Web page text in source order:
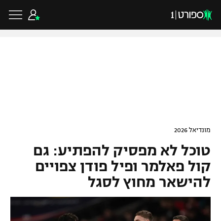
גביע הטוטו
ליגיונרים
גביע המדינה
ליגת האלופות
ליגה אירופית
ליגה אנגלית
כדורסל ישראלי
ליגת ווינר סל
ליגה לאומית
כדורסל עולמי
NBA
מונדיאל 2026
טוכל לא מפסיק להפתיע: גם
קול פאלמר ופיל פודן צפויים
להישאר מחוץ לסגל